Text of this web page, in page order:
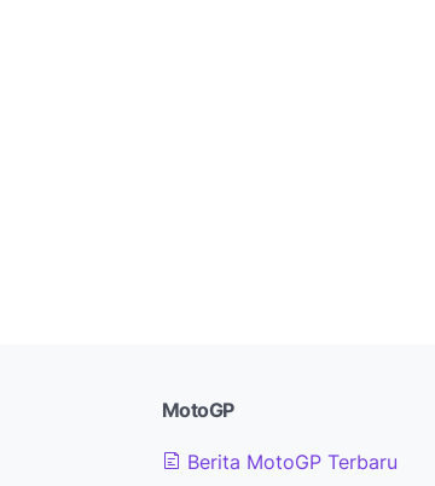
MotoGP
Berita MotoGP Terbaru